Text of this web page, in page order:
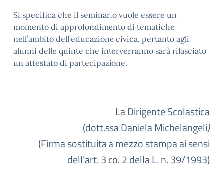
Si specifica che il seminario vuole essere un
momento di approfondimento di tematiche
nell’ambito dell’educazione civica, pertanto agli
alunni delle quinte che interverranno sarà rilasciato
un attestato di partecipazione.
La Dirigente Scolastica
(dott.ssa Daniela Michelangeli)
(Firma sostituita a mezzo stampa ai sensi
dell’art. 3 co. 2 della L. n. 39/1993)